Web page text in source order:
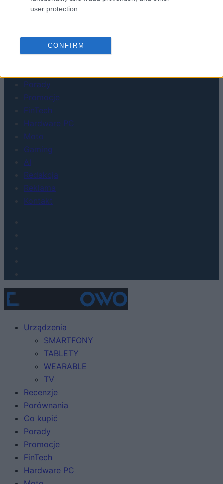
user protection.
CONFIRM
TABLETY
Recenzje
Porady
Promocje
FinTech
Hardware PC
Moto
Gaming
AI
Redakcja
Reklama
Kontakt
Urządzenia
SMARTFONY
TABLETY
WEARABLE
TV
Recenzje
Porównania
Co kupić
Porady
Promocje
FinTech
Hardware PC